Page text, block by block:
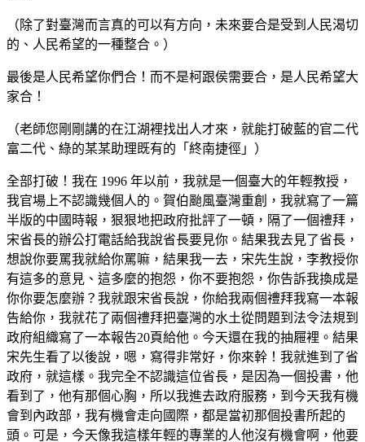
（除了對臺灣而言真的可以有方向，未來要合是受到人民渴切
的、人民希望的一種整合。）
最後是人民希望你們合！而不是柯跟侯需要合，是人民希望大
家合！
（老師您剛剛講的在江湖裡找出人才來，就能打破藍的官二代
富二代、綠的某某助理既有的「終南捷徑」）
全部打破！我在 1996 年以前，我就是一個臺大的年輕教授，
我官場上不認識幾個人的。賀伯颱風臺灣重創，我就寫了一篇
半版的中國時報，狠狠地把政府批評了一頓，隔了一個禮拜，
宋省長的辦公打電話給我說省長要見你。結果我去見了省長，
想說你要罵我就給你罵嘛，結果我一去，宋先生說，李教授你
有這多的意見、這多麼的抱怨，你不要抱怨，你告訴我換成是
你你要怎麼辦？我就跟宋省長說，你給我兩個禮拜我寫一本報
告給你，我就花了兩個禮拜把臺灣的水土從問題到法令法規到
政府組織寫了一本報告20頁給他。今天還在我的抽屜裡。結果
宋先生看了以後說，嗯，寫得非常好，你來幹！我就進到了省
政府，就這樣。我完全不認識這位省長，是因為一個投書，他
看到了，他有那個心胸，所以我進去政府服務，到今天我有機
會到內政部，我有機會走向國際，都是當初那個投書所起的
頭。可是，今天像我這樣年輕的專業的人他沒有機會啊，他要